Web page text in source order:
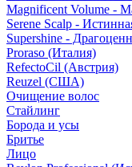
Magnificent Volume -
Serene Scalp -
Supershine -
Proraso (Италия)
RefectoCil (Австрия)
Reuzel (США)
Очищение волос
Стайлинг
Борода и усы
Бритье
Лицо